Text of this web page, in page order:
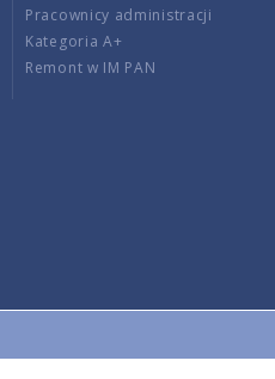
Pracownicy administracji
Kategoria A+
Remont w IM PAN